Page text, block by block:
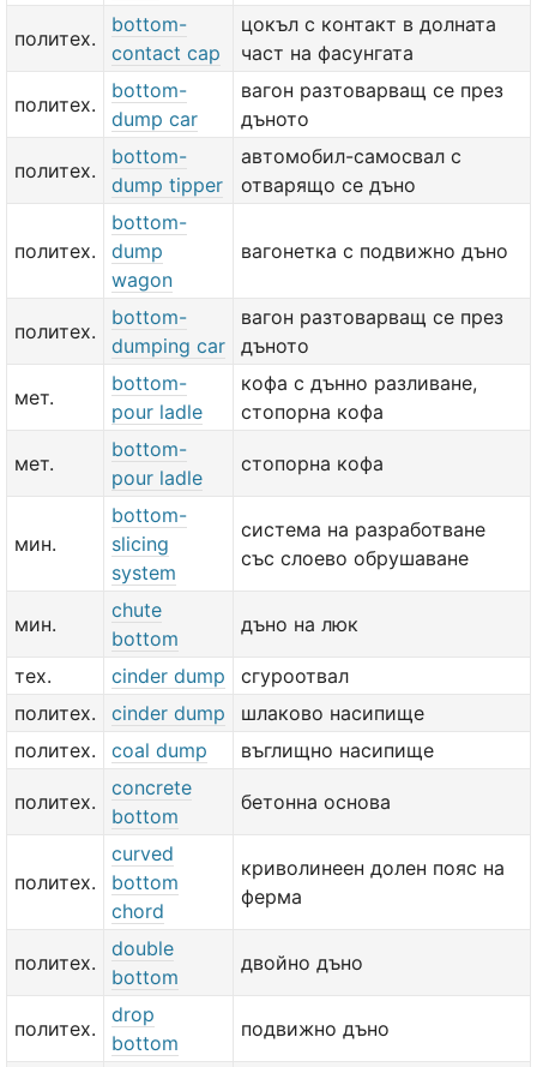
политех.
bottom-
contact cap
цокъл с контакт в долната
част на фасунгата
политех.
bottom-
dump car
вагон разтоварващ се през
дъното
политех.
bottom-
dump tipper
автомобил-самосвал с
отварящо се дъно
политех.
bottom-
dump
wagon
вагонетка с подвижно дъно
политех.
bottom-
dumping car
вагон разтоварващ се през
дъното
мет.
bottom-
pour ladle
кофа с дънно разливане,
стопорна кофа
мет.
bottom-
pour ladle
стопорна кофа
мин.
bottom-
slicing
system
система на разработване
със слоево обрушаване
мин.
chute
bottom
дъно на люк
тех. cinder dump
сгуроотвал
политех.
cinder dump
шлаково насипище
политех.
coal dump въглищно насипище
политех.
concrete
bottom
бетонна основа
политех.
curved
bottom
chord
криволинеен долен пояс на
ферма
политех.
double
bottom
двойно дъно
политех.
drop
bottom
подвижно дъно